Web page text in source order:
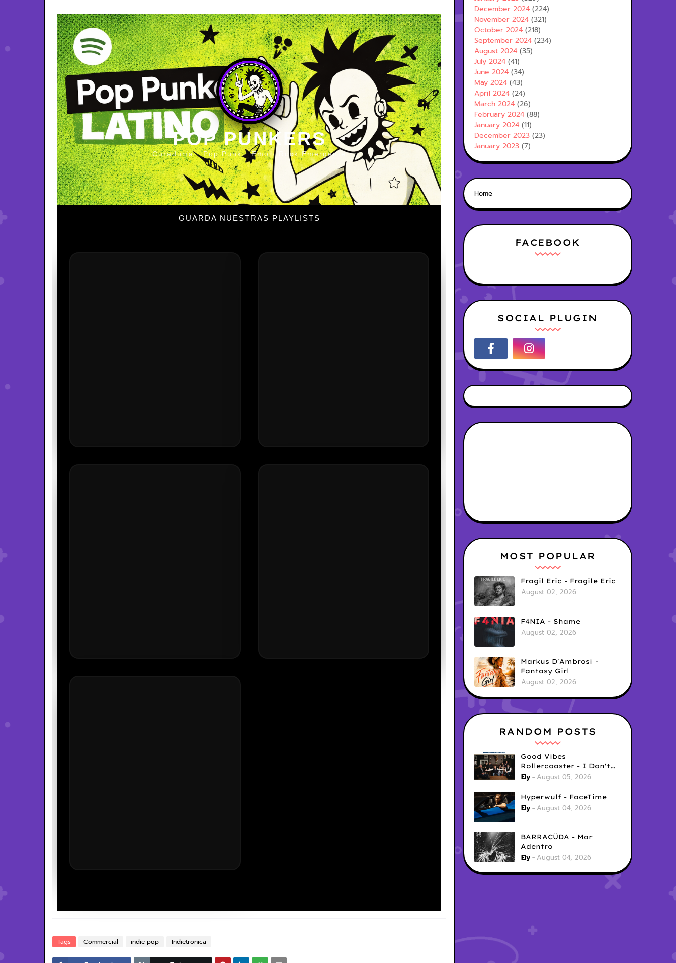
POP PUNKERS
Curaduría · Pop Punk · Emo · Rock Emergente
GUARDA NUESTRAS PLAYLISTS
Tags Commercial indie pop Indietronica
December 2024 (224)
November 2024 (321)
October 2024 (218)
September 2024 (234)
August 2024 (35)
July 2024 (41)
June 2024 (34)
May 2024 (43)
April 2024 (24)
March 2024 (26)
February 2024 (88)
January 2024 (11)
December 2023 (23)
January 2023 (7)
Home
FACEBOOK
SOCIAL PLUGIN
MOST POPULAR
Fragil Eric - Fragile Eric
August 02, 2026
F4NIA - Shame
August 02, 2026
Markus D'Ambrosi -
Fantasy Girl
August 02, 2026
RANDOM POSTS
Good Vibes
Rollercoaster - I Don't
Care
Ely August 05, 2026
Hyperwulf - FaceTime
Ely August 04, 2026
BARRACÜDA - Mar
Adentro
Ely August 04, 2026